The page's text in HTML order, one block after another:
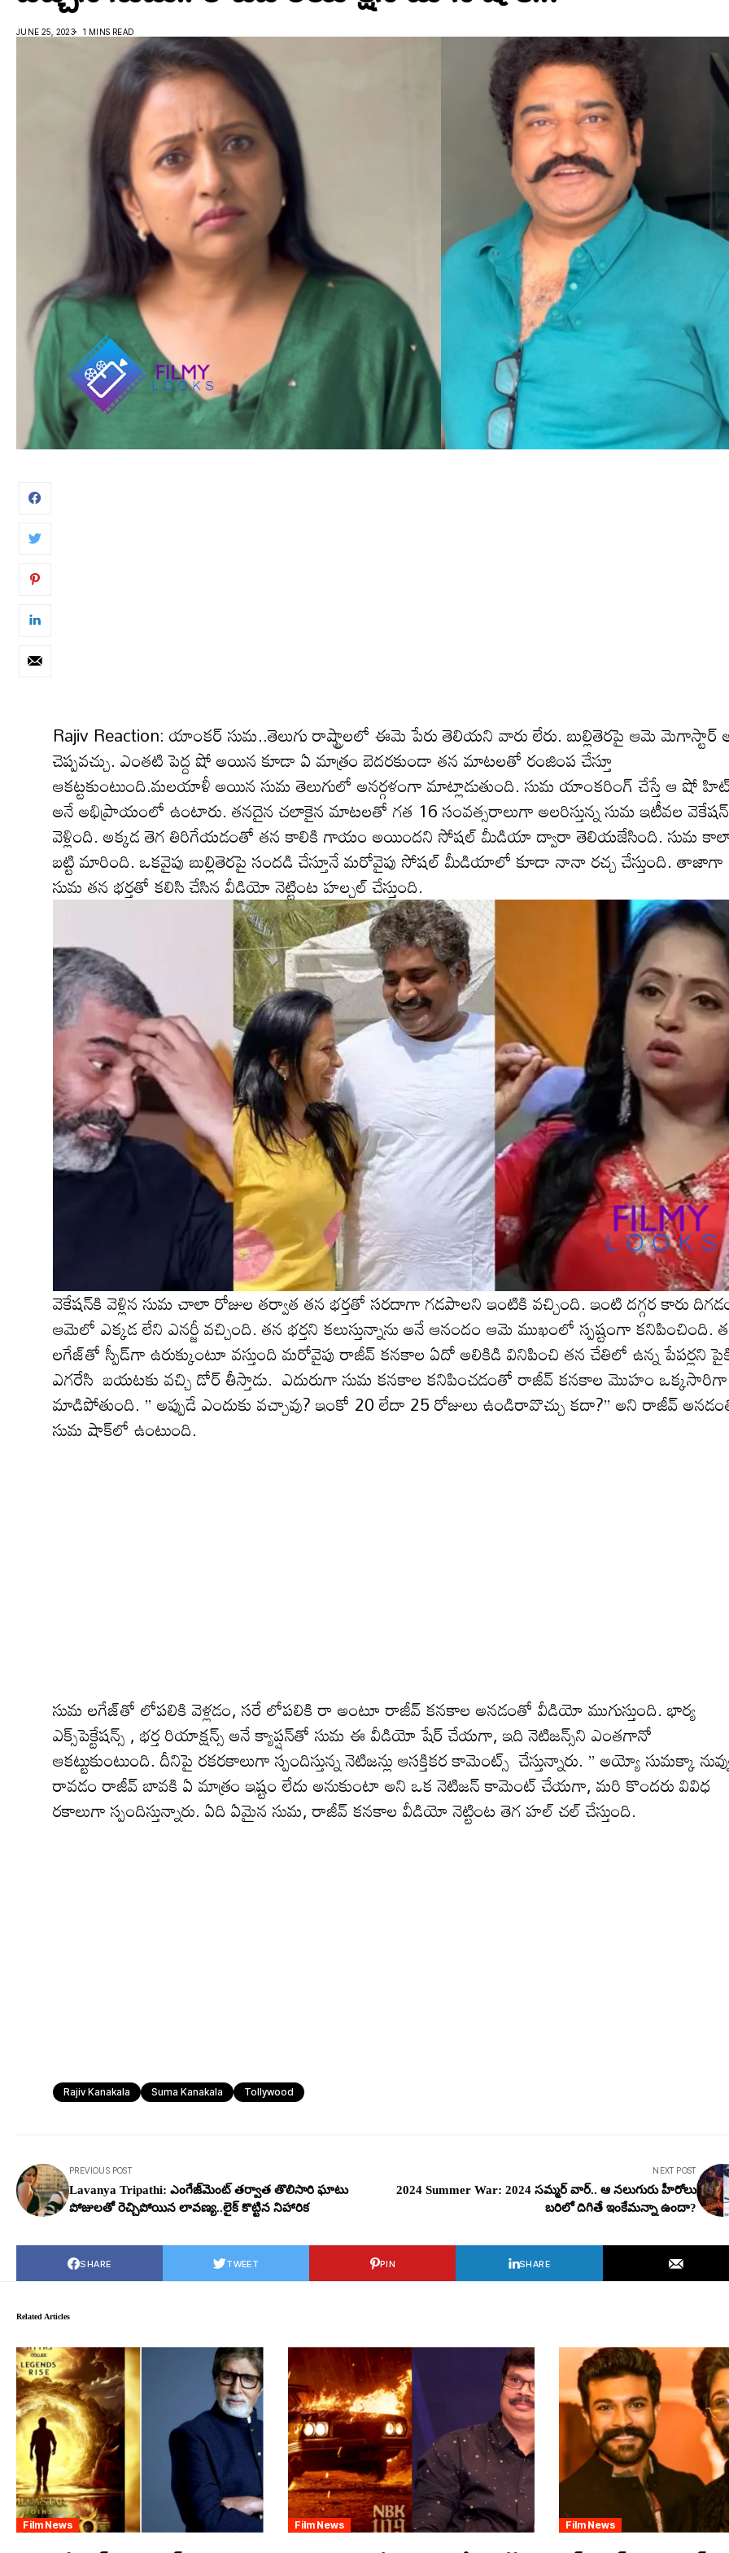
JUNE 25, 2023 1 MINS READ
Rajiv Reaction: యాంకర్ సుమ‌..తెలుగు రాష్ట్రాల‌లో ఈమె పేరు తెలియ‌ని వారు లేరు. బుల్లితెరపై ఆమె మెగాస్టార్
చెప్పవచ్చు. ఎంతటి పెద్ద షో అయిన కూడా ఏ మాత్రం బెదరకుండా తన మాటలతో రంజింప చేస్తూ
ఆకట్టకుంటుంది.మ‌ల‌యాళీ అయిన సుమ తెలుగులో అన‌ర్గ‌ళంగా మాట్లాడుతుంది. సుమ యాంకరింగ్ చేస్తే ఆ షో
అనే అభిప్రాయంలో ఉంటారు. త‌న‌దైన చలాకైన మాటలతో గత 16 సంవత్సరాలుగా అలరిస్తున్న సుమ ఇటీవ‌ల
వెళ్లింది. అక్క‌డ తెగ తిరిగేయ‌డంతో త‌న కాలికి గాయం అయింద‌ని సోష‌ల్ మీడియా ద్వారా తెలియ‌జేసింది. సుమ
బట్టి మారింది. ఒక‌వైపు బుల్లితెర‌పై సందడి చేస్తూనే మ‌రోవైపు సోష‌ల్ మీడియాలో కూడా నానా ర‌చ్చ చేస్తుంది. తాజాగా
సుమ త‌న భ‌ర్త‌తో క‌లిసి చేసిన వీడియో నెట్టింట హ‌ల్చ‌ల్ చేస్తుంది.
వెకేష‌న్‌కి వెళ్లిన సుమ‌ చాలా రోజుల తర్వాత త‌న భ‌ర్త‌తో స‌ర‌దాగా గ‌డ‌పాల‌ని ఇంటికి వ‌చ్చింది. ఇంటి ద‌గ్గ‌ర కారు
ఆమెలో ఎక్క‌డ లేని ఎన‌ర్జీ వ‌చ్చింది. త‌న భ‌ర్త‌ని క‌లుస్తున్నాను అనే ఆనందం ఆమె ముఖంలో స్ప‌ష్టంగా క‌నిపించింది.
లగేజ్‌తో స్పీడ్‌గా ఉరుక్కుంటూ వ‌స్తుంది మ‌రోవైపు రాజీవ్ క‌న‌కాల ఏదో అలికిడి వినిపించి త‌న చేతిలో ఉన్న పేప‌ర్ల‌ని
ఎగ‌రేసి బ‌య‌టకు వ‌చ్చి డోర్ తీస్తాడు. ఎదురుగా సుమ కనకాల కనిపించడంతో రాజీవ్ కనకాల మొహం ఒక్కసారిగా
మాడిపోతుంది. ” అప్పుడే ఎందుకు వచ్చావు? ఇంకో 20 లేదా 25 రోజులు ఉండిరావొచ్చు కదా?” అని రాజీవ్
సుమ షాక్‌లో ఉంటుంది.
సుమ ల‌గేజ్‌తో లోప‌లికి వెళ్ల‌డం, స‌రే లోప‌లికి రా అంటూ రాజీవ్ క‌న‌కాల అన‌డంతో వీడియో ముగుస్తుంది. భార్య
ఎక్స్‌పెక్టేష‌న్స్ , భర్త రియాక్ష‌న్స్ అనే క్యాప్ష‌న్‌తో సుమ ఈ వీడియో షేర్ చేయ‌గా, ఇది నెటిజ‌న్స్‌ని ఎంత‌గానో
ఆక‌ట్టుకుంటుంది. దీనిపై ర‌క‌ర‌కాలుగా స్పందిస్తున్న‌ నెటిజన్లు ఆస‌క్తిక‌ర కామెంట్స్ చేస్తున్నారు. ” అయ్యో సుమక్కా
రావడం రాజీవ్ బావ‌కి ఏ మాత్రం ఇష్టం లేదు అనుకుంటా అని ఒక నెటిజ‌న్ కామెంట్ చేయ‌గా, మ‌రి కొంద‌రు వివిధ
ర‌కాలుగా స్పందిస్తున్నారు. ఏది ఏమైన సుమ‌, రాజీవ్ క‌న‌కాల వీడియో నెట్టింట తెగ హ‌ల్ చ‌ల్ చేస్తుంది.
Rajiv Kanakala Suma Kanakala Tollywood
PREVIOUS POST
Lavanya Tripathi: ఎంగేజ్‌మెంట్ త‌ర్వాత తొలిసారి ఘాటు
పోజుల‌తో రెచ్చిపోయిన లావ‌ణ్య‌..లైక్ కొట్టిన నిహారిక‌
NEXT POST
2024 Summer War: 2024 సమ్మ‌ర్ వార్.. ఆ న‌లుగురు హీరోలు
బ‌రిలో దిగితే ఇంకేమ‌న్నా ఉందా?
SHARE TWEET PIN SHARE
Related Articles
Film News Film News Film News